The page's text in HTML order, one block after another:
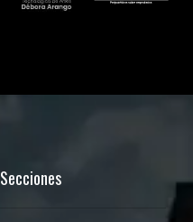
Secciones